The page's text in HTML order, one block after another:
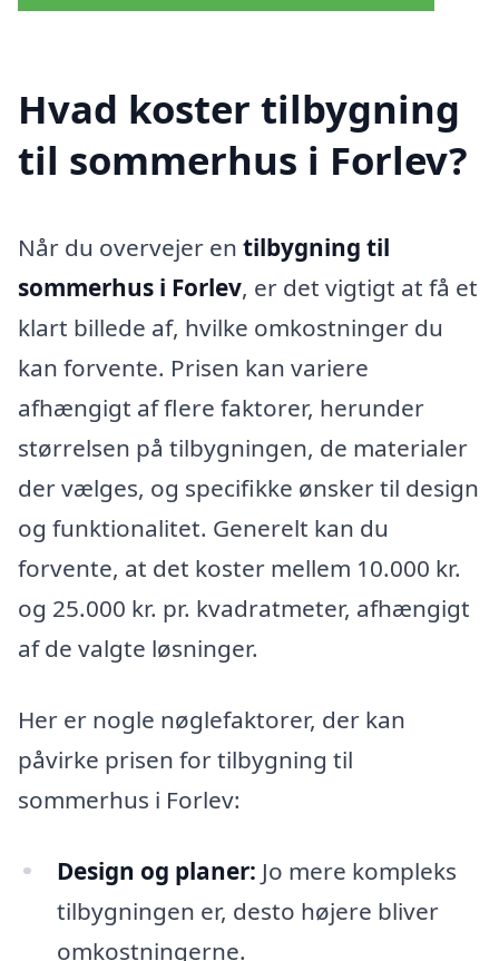
Hvad koster tilbygning
til sommerhus i Forlev?
Når du overvejer en tilbygning til
sommerhus i Forlev, er det vigtigt at få et
klart billede af, hvilke omkostninger du
kan forvente. Prisen kan variere
afhængigt af flere faktorer, herunder
størrelsen på tilbygningen, de materialer
der vælges, og specifikke ønsker til design
og funktionalitet. Generelt kan du
forvente, at det koster mellem 10.000 kr.
og 25.000 kr. pr. kvadratmeter, afhængigt
af de valgte løsninger.
Her er nogle nøglefaktorer, der kan
påvirke prisen for tilbygning til
sommerhus i Forlev:
Design og planer: Jo mere kompleks
tilbygningen er, desto højere bliver
omkostningerne.